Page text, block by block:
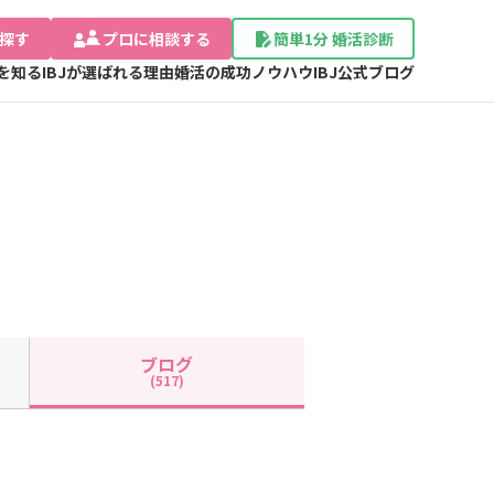
す プロに相談する
簡単1分 婚活診断
知るIBJが選ばれる理由婚活の成功ノウハウIBJ公式ブログ
ブログ
(517)